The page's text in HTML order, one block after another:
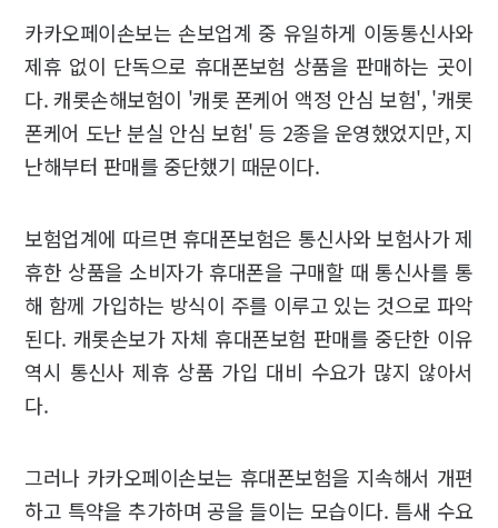
카카오페이손보는 손보업계 중 유일하게 이동통신사와
제휴 없이 단독으로 휴대폰보험 상품을 판매하는 곳이
다. 캐롯손해보험이 '캐롯 폰케어 액정 안심 보험', '캐롯
폰케어 도난 분실 안심 보험' 등 2종을 운영했었지만, 지
난해부터 판매를 중단했기 때문이다.
보험업계에 따르면 휴대폰보험은 통신사와 보험사가 제
휴한 상품을 소비자가 휴대폰을 구매할 때 통신사를 통
해 함께 가입하는 방식이 주를 이루고 있는 것으로 파악
된다. 캐롯손보가 자체 휴대폰보험 판매를 중단한 이유
역시 통신사 제휴 상품 가입 대비 수요가 많지 않아서
다.
그러나 카카오페이손보는 휴대폰보험을 지속해서 개편
하고 특약을 추가하며 공을 들이는 모습이다. 틈새 수요